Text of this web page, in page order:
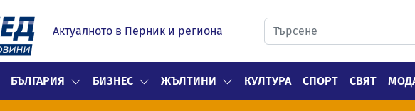
Актуалното в Перник и региона
БЪЛГАРИЯ БИЗНЕС ЖЪЛТИНИ КУЛТУРА СПОРТ СВЯТ